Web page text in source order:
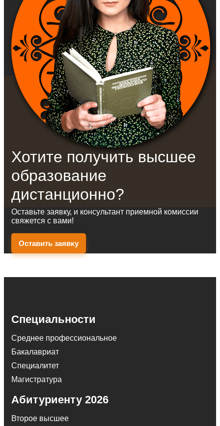
Хотите получить высшее
образование
дистанционно?
Оставьте заявку, и консультант приемной комиссии
свяжется с вами!
Оставить заявку
Специальности
Среднее профессиональное
Бакалавриат
Специалитет
Магистратура
Абитуриенту 2026
Второе высшее